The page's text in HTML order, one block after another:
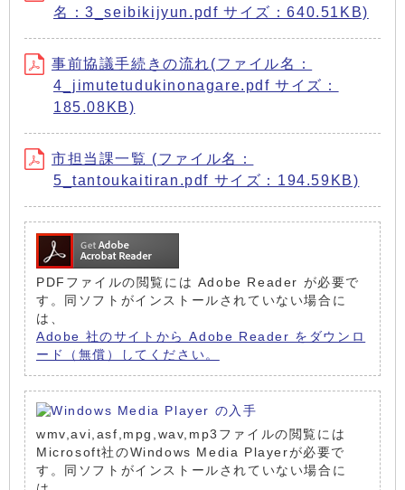
名：3_seibikijyun.pdf サイズ：640.51KB)
事前協議手続きの流れ(ファイル名：
4_jimutetudukinonagare.pdf サイズ：
185.08KB)
市担当課一覧 (ファイル名：
5_tantoukaitiran.pdf サイズ：194.59KB)
PDFファイルの閲覧には Adobe Reader が必要で
す。同ソフトがインストールされていない場合に
は、
Adobe 社のサイトから Adobe Reader をダウンロ
ード（無償）してください。
wmv,avi,asf,mpg,wav,mp3ファイルの閲覧には
Microsoft社のWindows Media Playerが必要で
す。同ソフトがインストールされていない場合に